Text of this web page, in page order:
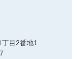
目2番地1